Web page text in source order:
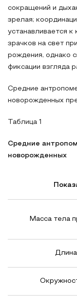
сокращений и
зрелая;
устанавливается к
зрачков на свет
рождения, однако
фиксации взгляда
Средние
новорожденных
Таблица 1
Средние
новорожденных
Масса тела